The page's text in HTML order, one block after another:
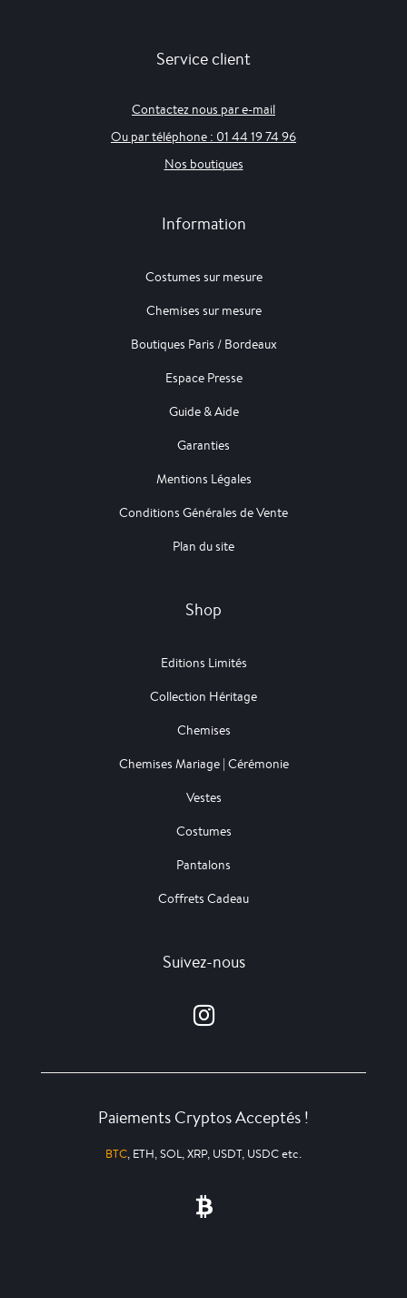
Service client
Contactez nous par e-mail
Ou par téléphone : 01 44 19 74 96
Nos boutiques
Information
Costumes sur mesure
Chemises sur mesure
Boutiques Paris / Bordeaux
Espace Presse
Guide & Aide
Garanties
Mentions Légales
Conditions Générales de Vente
Plan du site
Shop
Editions Limités
Collection Héritage
Chemises
Chemises Mariage | Cérémonie
Vestes
Costumes
Pantalons
Coffrets Cadeau
Suivez-nous
Paiements Cryptos Acceptés !
BTC, ETH, SOL, XRP, USDT, USDC etc.